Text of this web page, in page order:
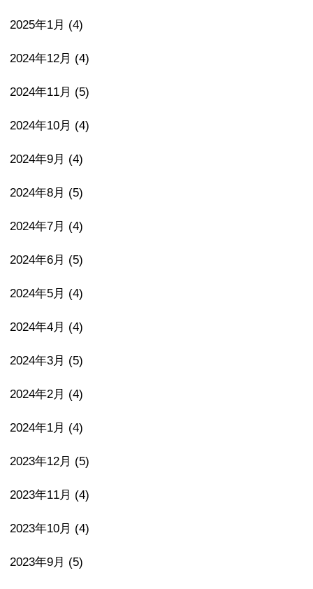
2025年1月 (4)
2024年12月 (4)
2024年11月 (5)
2024年10月 (4)
2024年9月 (4)
2024年8月 (5)
2024年7月 (4)
2024年6月 (5)
2024年5月 (4)
2024年4月 (4)
2024年3月 (5)
2024年2月 (4)
2024年1月 (4)
2023年12月 (5)
2023年11月 (4)
2023年10月 (4)
2023年9月 (5)